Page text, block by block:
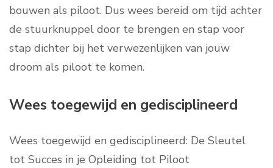
bouwen als piloot. Dus wees bereid om tijd achter
de stuurknuppel door te brengen en stap voor
stap dichter bij het verwezenlijken van jouw
droom als piloot te komen.
Wees toegewijd en gedisciplineerd
Wees toegewijd en gedisciplineerd: De Sleutel
tot Succes in je Opleiding tot Piloot